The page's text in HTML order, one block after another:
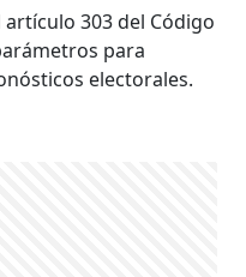
303 del Código
para
electorales.